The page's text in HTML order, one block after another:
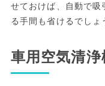
せておけば、自動で吸
る手間も省けるでしょ
車用空気清